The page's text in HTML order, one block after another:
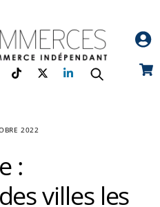
Groupe
Facebook
TikTokTwitterLinkedin
2022
:
villes les